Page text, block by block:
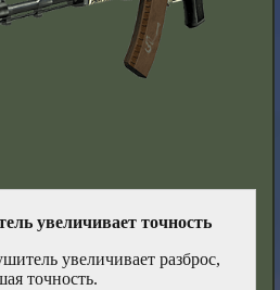
увеличивает точность
увеличивает разброс,
точность.